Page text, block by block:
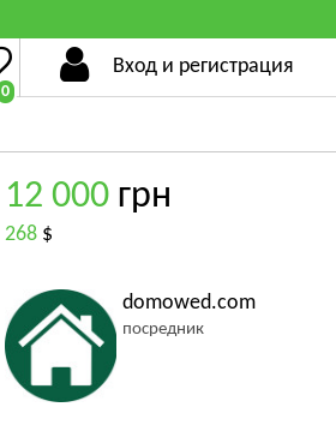
0
Вход и регистрация
12 000 грн
268 $
domowed.com
посредник